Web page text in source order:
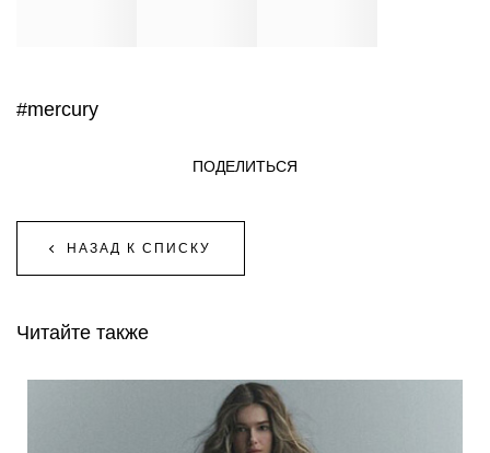
#mercury
НАЗАД К СПИСКУ
ПОДЕЛИТЬСЯ
Читайте также